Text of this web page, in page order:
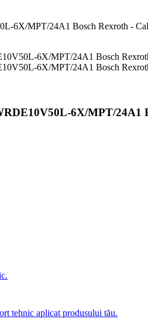
6X/MPT/24A1
tehnic aplicat produsului tău.